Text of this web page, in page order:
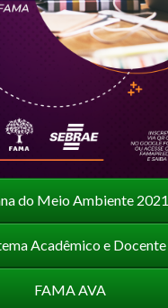
do Meio Ambiente 2021
Acadêmico e Docente
FAMA AVA